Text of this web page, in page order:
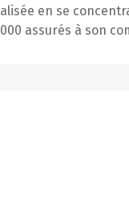
en se
assurés à son